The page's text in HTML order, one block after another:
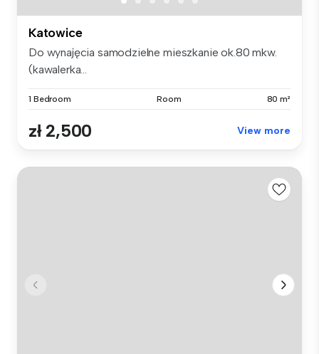
Katowice
Do wynajęcia samodzielne mieszkanie ok.80 mkw.
(kawalerka...
1 Bedroom Room 80 m²
zł 2,500 View more